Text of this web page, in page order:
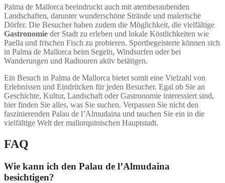
Palma de Mallorca beeindruckt auch mit atemberaubenden
Landschaften, darunter wunderschöne Strände und malerische
Dörfer. Die Besucher haben zudem die Möglichkeit, die vielfältige
Gastronomie der Stadt zu erleben und lokale Köstlichkeiten wie
Paella und frischen Fisch zu probieren. Sportbegeisterte können sich
in Palma de Mallorca beim Segeln, Windsurfen oder bei
Wanderungen und Radtouren aktiv betätigen.
Ein Besuch in Palma de Mallorca bietet somit eine Vielzahl von
Erlebnissen und Eindrücken für jeden Besucher. Egal ob Sie an
Geschichte, Kultur, Landschaft oder Gastronomie interessiert sind,
hier finden Sie alles, was Sie suchen. Verpassen Sie nicht den
faszinierenden Palau de l’Almudaina und tauchen Sie ein in die
vielfältige Welt der mallorquinischen Hauptstadt.
FAQ
Wie kann ich den Palau de l’Almudaina
besichtigen?